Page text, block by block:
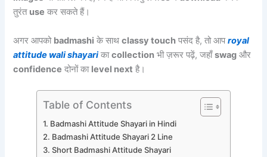
तुरंत use कर सकते हैं।
अगर आपको badmashi के साथclassy touch पसंद है, तो आपroyal
attitude wali shayari काcollection भी ज़रूर पढ़ें, जहाँswag और
confidence दोनों का level next है।
Table of Contents
Badmashi Attitude Shayari in Hindi
Badmashi Attitude Shayari 2 Line
Short Badmashi Attitude Shayari